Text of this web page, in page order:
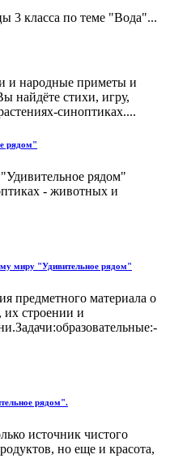
3 класса по теме "Вода"...
и народные приметы и
найдёте стихи, игру,
синоптиках....
рядом"
рядом"
- животных и
миру "Удивительное рядом"
предметного материала о
строении и
рядом".
источник чистого
но еще и красота,